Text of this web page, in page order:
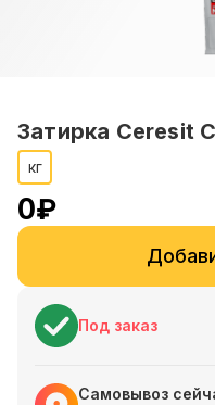
Затирка Ceresit
кг
0₽
Под заказ
Самовывоз